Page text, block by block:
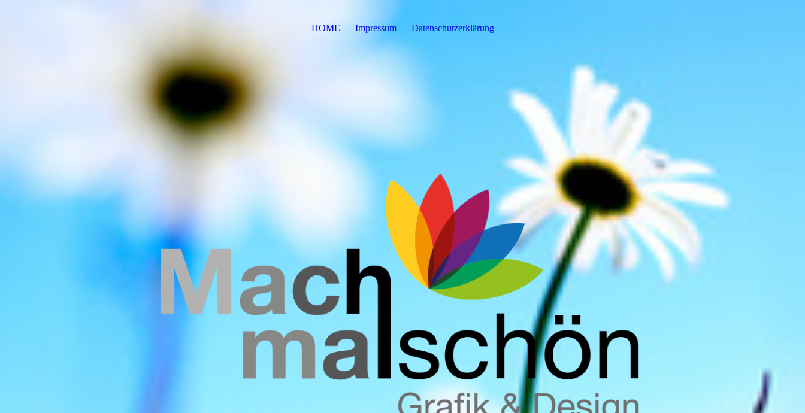
HOME Impressum Datenschutzerklärung